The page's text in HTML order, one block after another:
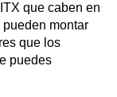
que caben en
pueden montar
que los
puedes